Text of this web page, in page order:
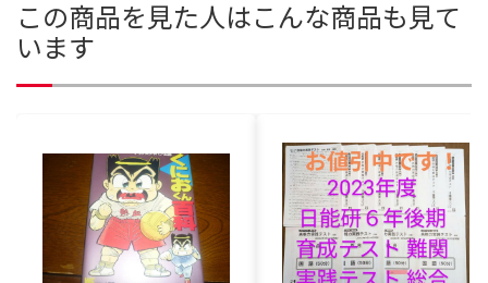
この商品を見た人はこんな商品も見て
います